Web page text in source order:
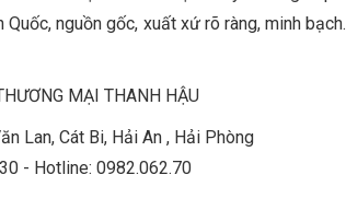
Quốc, nguồn gốc, xuất xứ rõ ràng, minh
MẠI THANH HẬU
Lan, Cát Bi, Hải An , Hải Phòng
- Hotline: 0982.062.70